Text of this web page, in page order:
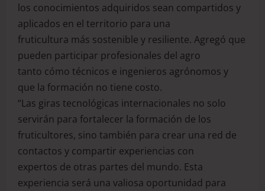
los conocimientos adquiridos sean compartidos y
aplicados en el territorio para una
fruticultura más sostenible y resiliente. Agregó que
pueden participar profesionales del agro
tanto cómo técnicos e ingenieros agrónomos y
que la formación no tiene costo.
“Las giras tecnológicas internacionales no solo
servirán para fortalecer la formación de los
fruticultores, sino también para crear una red de
contactos y compartir experiencias con
expertos de otras partes del mundo. Esta
experiencia será una valiosa oportunidad para